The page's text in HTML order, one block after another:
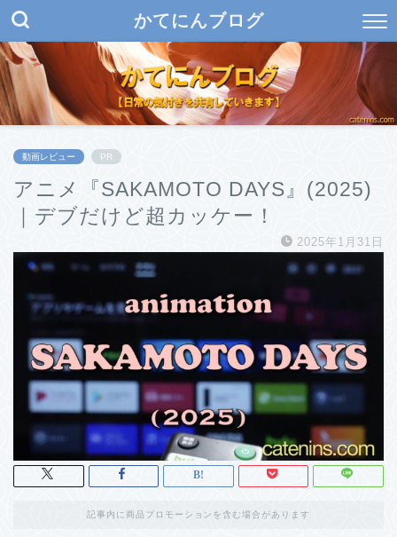
かてにんブログ
動画レビュー PR
アニメ『SAKAMOTO DAYS』(2025)
｜デブだけど超カッケー！
2025年1月31日
記事内に商品プロモーションを含む場合があります